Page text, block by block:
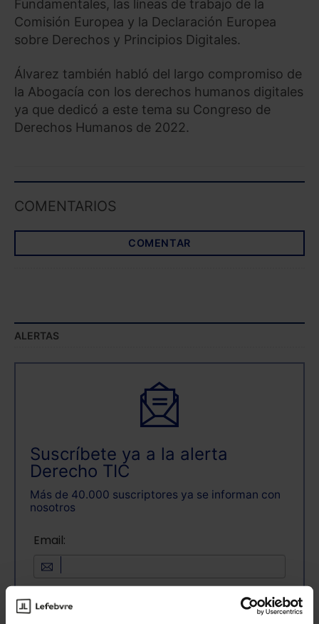
Fundamentales, las líneas de trabajo de la
Comisión Europea y la Declaración Europea
sobre Derechos y Principios Digitales.
Álvarez también habló del largo compromiso de
la Abogacía con los derechos humanos digitales
ya que dedicó a este tema su Congreso de
Derechos Humanos de 2022.
COMENTARIOS
COMENTAR
ALERTAS
Suscríbete ya a la alerta
Derecho TIC
Más de 40.000 suscriptores ya se informan con
nosotros
Email:
Consulta la información básica sobre